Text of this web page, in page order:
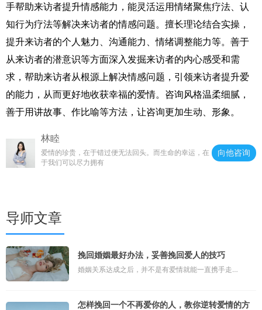
手帮助来访者提升情感能力，能灵活运用情绪聚焦疗法、认
知行为疗法等解决来访者的情感问题。擅长理论结合实操，
提升来访者的个人魅力、沟通能力、情绪调整能力等。善于
从来访者的潜意识等方面深入发掘来访者的内心感受和需
求，帮助来访者从根源上解决情感问题，引领来访者提升爱
的能力，从而更好地收获幸福的爱情。咨询风格温柔细腻，
善于用讲故事、作比喻等方法，让咨询更加生动、形象。
林睦
爱情的珍贵，在于错过便无法回头。而生命的幸运，在
于我们可以尽力拥有
向他咨询
导师文章
挽回婚姻最好办法，妥善挽回爱人的技巧
婚姻关系达成之后，并不是有爱情就能一直携手走下
人都开始模糊这个界限的时候，婚姻破裂也就见怪不
怎样挽回一个不再爱你的人，教你逆转爱情的方